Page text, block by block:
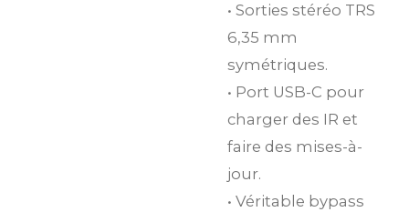
• Sorties stéréo TRS
6,35 mm
symétriques.
• Port USB-C pour
charger des IR et
faire des mises-à-
jour.
• Véritable bypass